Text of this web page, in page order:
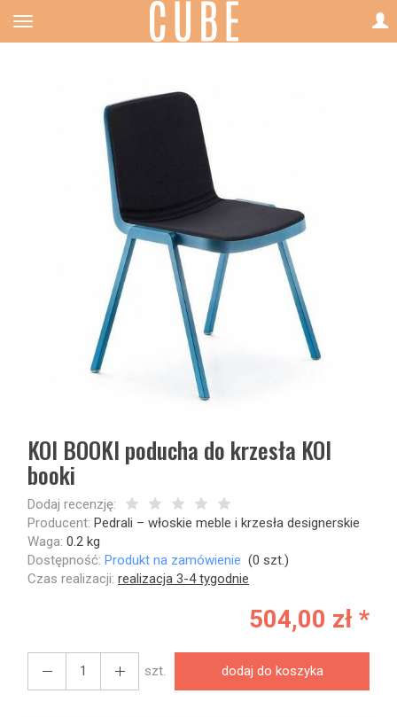
KOI BOOKI poducha do krzesła KOI
booki
Dodaj recenzję:
Producent: Pedrali – włoskie meble i krzesła designerskie
Waga: 0.2 kg
Dostępność: Produkt na zamówienie (0 szt.)
Czas realizacji: realizacja 3-4 tygodnie
504,00 zł *
szt. dodaj do koszyka